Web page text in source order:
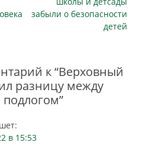
его…
и
забыли о безопасности
детей
к “Верховный
разницу между
в 15:53